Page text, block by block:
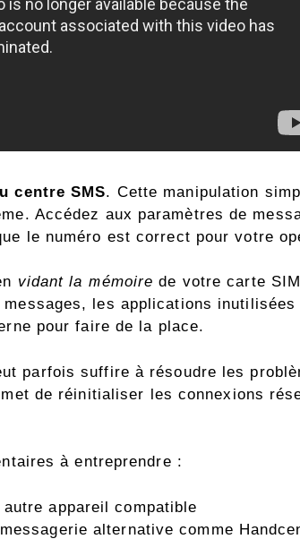
centre SMS. Cette manipulation
Accédez aux paramètres de
le numéro est correct pour votre
vidant la mémoire de votre carte
les applications inutilisées
pour faire de la place.
parfois suffire à résoudre les
de réinitialiser les connexions
à entreprendre :
appareil compatible
alternative comme